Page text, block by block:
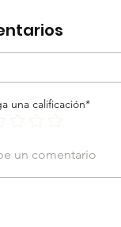
una calificación*
un comentario